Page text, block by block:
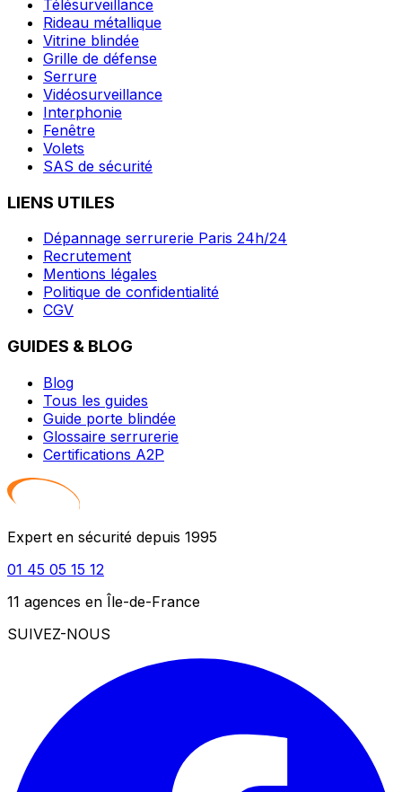
Télésurveillance
Rideau métallique
Vitrine blindée
Grille de défense
Serrure
Vidéosurveillance
Interphonie
Fenêtre
Volets
SAS de sécurité
LIENS UTILES
Dépannage serrurerie Paris 24h/24
Recrutement
Mentions légales
Politique de confidentialité
CGV
GUIDES & BLOG
Blog
Tous les guides
Guide porte blindée
Glossaire serrurerie
Certifications A2P
Expert en sécurité depuis 1995
01 45 05 15 12
11 agences en Île-de-France
SUIVEZ-NOUS